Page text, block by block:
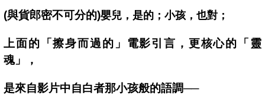
(與貨郎密不可分的)嬰兒，是的；小孩，也對；
上面的「擦身而過的」電影引言，更核心的「靈
魂」，
是來自影片中自白者那小孩般的語調──